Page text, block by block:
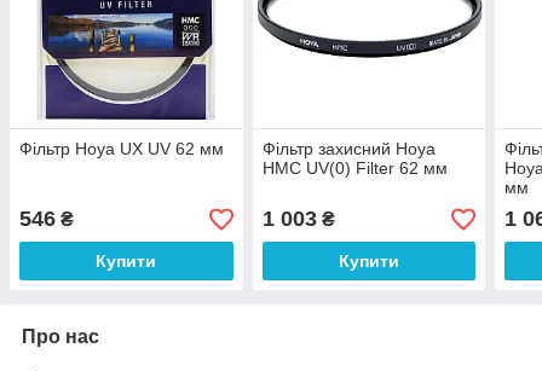
Фільтр Hoya UX UV 62 мм
546 ₴
Купити
Фільтр захисний Hoya
HMC UV(0) Filter 62 мм
1 003₴
Купити
мм
1
Про нас